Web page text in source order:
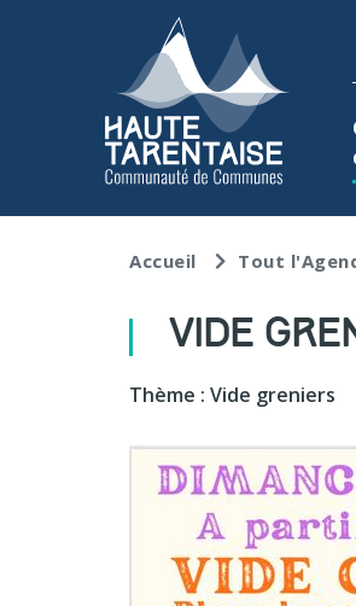
Accueil Tout
VIDE
Thème : Vide greniers